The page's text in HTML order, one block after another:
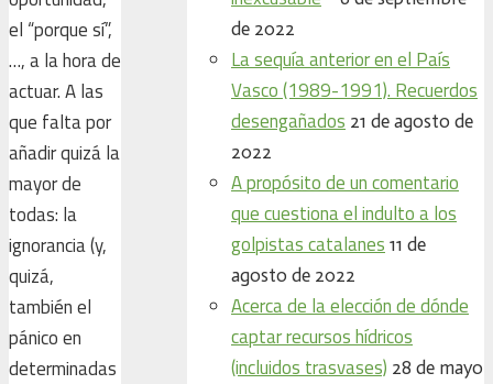
el “porque sí”,
…, a la hora de
actuar. A las
que falta por
añadir quizá la
mayor de
todas: la
ignorancia (y,
quizá,
también el
pánico en
determinadas
de 2022
La sequía anterior en el País
Vasco (1989-1991). Recuerdos
desengañados 21 de agosto de
2022
A propósito de un comentario
que cuestiona el indulto a los
golpistas catalanes 11 de
agosto de 2022
Acerca de la elección de dónde
captar recursos hídricos
(incluidos trasvases) 28 de mayo